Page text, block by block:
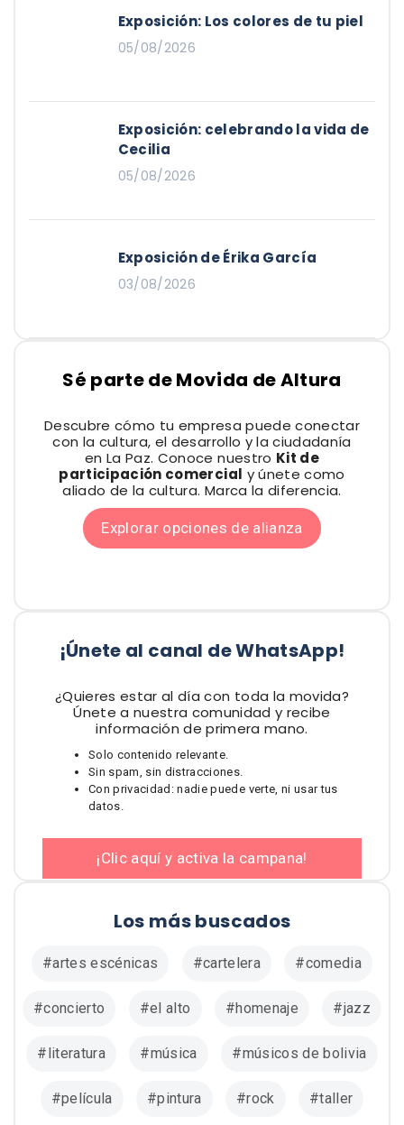
Exposición: Los colores de tu piel
05/08/2026
Exposición: celebrando la vida de
Cecilia
05/08/2026
Exposición de Érika García
03/08/2026
Sé parte de Movida de Altura
Descubre cómo tu empresa puede conectar
con la cultura, el desarrollo y la ciudadanía
en La Paz. Conoce nuestro Kit de
participación comercial y únete como
aliado de la cultura. Marca la diferencia.
Explorar opciones de alianza
¡Únete al canal de WhatsApp!
¿Quieres estar al día con toda la movida?
Únete a nuestra comunidad y recibe
información de primera mano.
Solo contenido relevante.
Sin spam, sin distracciones.
Con privacidad: nadie puede verte, ni usar tus
datos.
¡Clic aquí y activa la campana!
Los más buscados
artes escénicas cartelera comedia
concierto el alto homenaje jazz
literatura música músicos de bolivia
película pintura rock taller